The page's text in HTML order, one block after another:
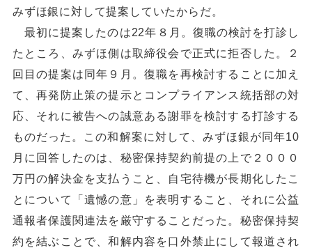
みずほ銀に対して提案していたからだ。
最初に提案したのは22年８月。復職の検討を打診し
たところ、みずほ側は取締役会で正式に拒否した。２
回目の提案は同年９月。復職を再検討することに加え
て、再発防止策の提示とコンプライアンス統括部の対
応、それに被告への誠意ある謝罪を検討する打診する
ものだった。この和解案に対して、みずほ銀が同年10
月に回答したのは、秘密保持契約前提の上で２０００
万円の解決金を支払うこと、自宅待機が長期化したこ
とについて「遺憾の意」を表明すること、それに公益
通報者保護関連法を厳守することだった。秘密保持契
約を結ぶことで、和解内容を口外禁止にして報道され